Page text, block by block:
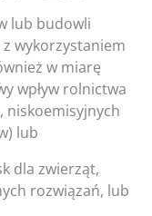
lub budowli
wykorzystaniem
w miarę
wpływ rolnictwa
niskoemisyjnych
lub
dla zwierząt,
rozwiązań, lub